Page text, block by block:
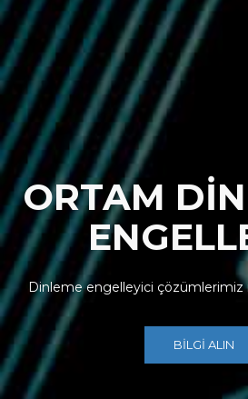
ORTAM
Dinleme engelleyici çözümlerimiz
BİLGİ ALIN